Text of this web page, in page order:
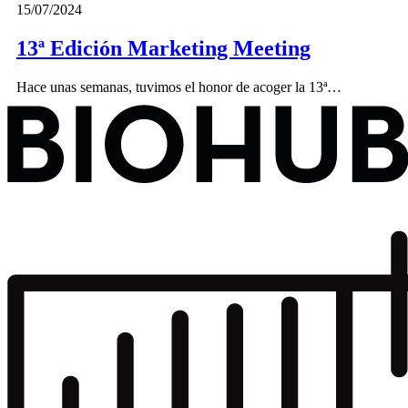
15/07/2024
13ª Edición Marketing Meeting
Hace unas semanas, tuvimos el honor de acoger la 13ª…